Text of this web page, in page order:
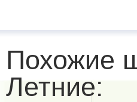
Похожие
Летние: